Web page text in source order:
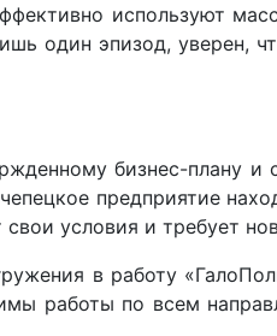
используют
один эпизод, уверен,
бизнес-плану
предприятие
условия и требует
в работу
работы по всем